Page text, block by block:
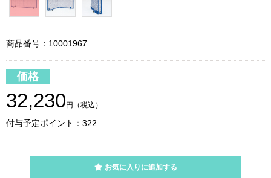
商品番号：10001967
価格
32,230 円（税込）
付与予定ポイント：322
お気に入りに追加する